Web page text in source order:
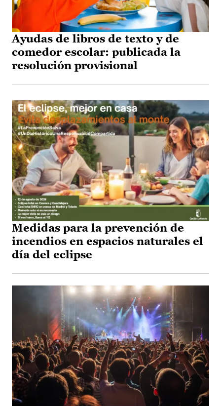
Ayudas de libros de texto y de
comedor escolar: publicada la
resolución provisional
Medidas para la prevención de
incendios en espacios naturales el
día del eclipse